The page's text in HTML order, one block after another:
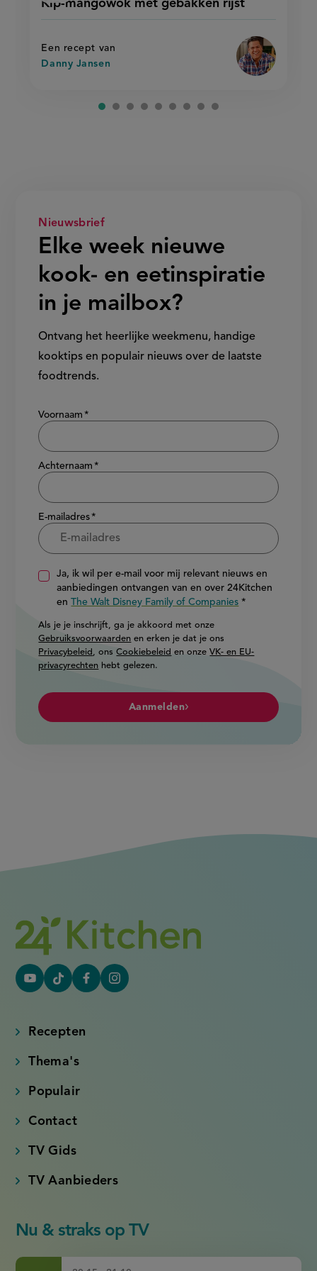
Kip-mangowok met gebakken rijst
met
rijst'
Een recept van
Danny Jansen
recept
mangowok
met
rijst
Nieuwsbrief
Elke week nieuwe
kook- en eetinspiratie
in je mailbox?
Ontvang het heerlijke weekmenu, handige
kooktips en populair nieuws over de laatste
foodtrends.
Show/hide
Voornaam
Achternaam
E-mailadres
Ja, ik wil per e-mail voor mij relevant nieuws en
aanbiedingen ontvangen van en over 24Kitchen
enThe Walt Disney Family of Companies
Als je je inschrijft, ga je akkoord met onze
Gebruiksvoorwaarden en erken je dat je ons
Privacybeleid , onsCookiebeleid en onzeVK- en EU-
privacyrechten hebt gelezen.
Aanmelden
YouTube
link)
Tiktok
link)
FacebookInstagram
Recepten
Thema's
Populair
Contact
TV Gids
TV Aanbieders
Nu & straks op TV